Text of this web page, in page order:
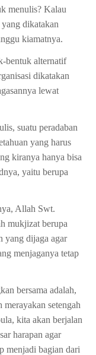
menulis? Kalau
dikatakan
kiamatnya.
bentuk alternatif
dikatakan
lewat
suatu peradaban
yang harus
kiranya hanya bisa
yaitu berupa
Allah Swt.
mukjizat berupa
yang dijaga agar
menjaganya tetap
bersama adalah,
setengah
kita akan berjalan
harapan agar
menjadi bagian dari